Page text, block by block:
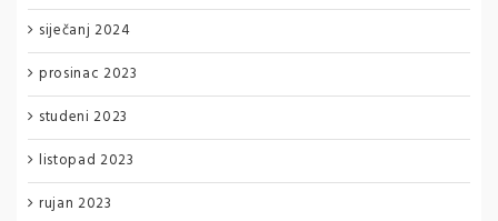
siječanj 2024
prosinac 2023
studeni 2023
listopad 2023
rujan 2023